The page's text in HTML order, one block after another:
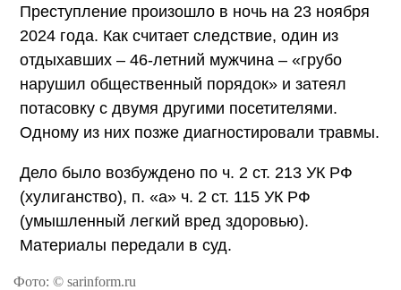
Преступление произошло в ночь на 23 ноября
2024 года. Как считает следствие, один из
отдыхавших – 46-летний мужчина – «грубо
нарушил общественный порядок» и затеял
потасовку с двумя другими посетителями.
Одному из них позже диагностировали травмы.
Дело было возбуждено по ч. 2 ст. 213 УК РФ
(хулиганство), п. «а» ч. 2 ст. 115 УК РФ
(умышленный легкий вред здоровью).
Материалы передали в суд.
Фото: © sarinform.ru